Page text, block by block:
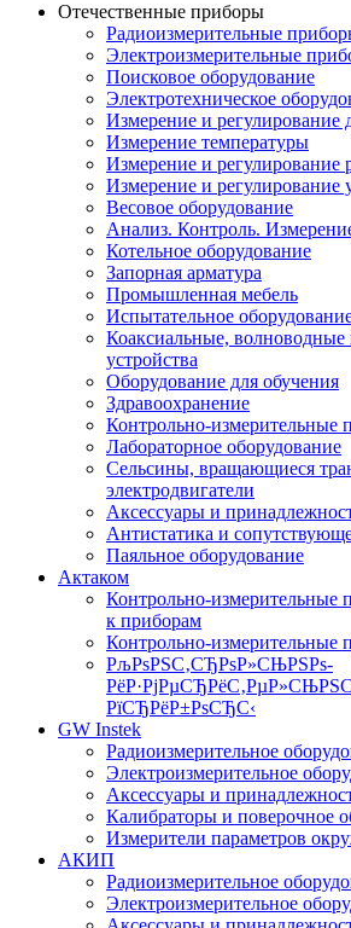
Отечественные приборы
Радиоизмерительные
Электроизмерительные
Поисковое оборудование
Электротехническое
Измерение и регулирование
Измерение температуры
Измерение и регулирование
Измерение и регулирование
Весовое оборудование
Анализ. Контроль.
Котельное оборудование
Запорная арматура
Промышленная мебель
Испытательное
Коаксиальные, волноводные
устройства
Оборудование для обучения
Здравоохранение
Контрольно-измерительные
Лабораторное оборудование
Сельсины, вращающиеся
электродвигатели
Аксессуары и
Антистатика и
Паяльное оборудование
Актаком
Контрольно-измерительные
к приборам
Контрольно-измерительные
РљРѕРЅС‚СЂРѕР»СЊРЅРѕ-
РїСЂРёР±РѕСЂС‹
GW Instek
Радиоизмерительное
Электроизмерительное
Аксессуары и
Калибраторы и поверочное
Измерители параметров
АКИП
Радиоизмерительное
Электроизмерительное